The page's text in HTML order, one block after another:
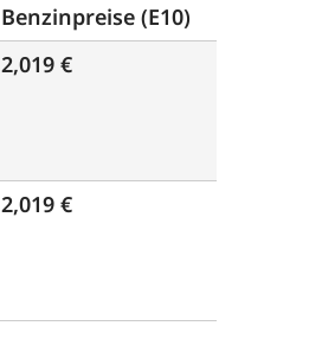
Benzinpreise (E10)
2,019 €
2,019 €